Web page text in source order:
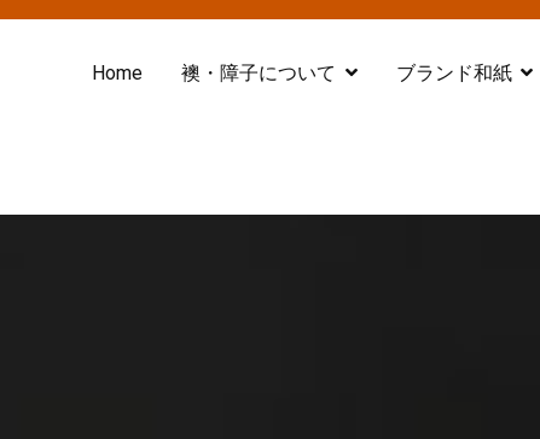
Home 襖・障子について ブランド和紙